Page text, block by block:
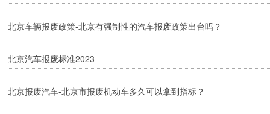
北京车辆报废政策-北京有强制性的汽车报废政策出台吗？
北京汽车报废标准2023
北京报废汽车-北京市报废机动车多久可以拿到指标？